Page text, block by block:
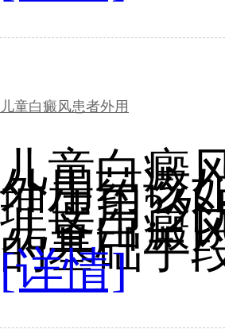
儿童白癜风患者外用
儿童白癜
外用药该
理使用?
儿童白癜
的基础手
[详情]